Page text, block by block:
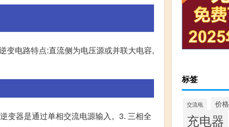
变电路特点:直流侧为电压源或并联大电容,
变器是通过单相交流电源输入。3. 三相全
标签
交流电 价格
充电器